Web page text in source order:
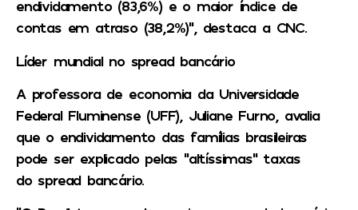
endividamento (83,6%) e o maior índice de
contas em atraso (38,2%)”, destaca a CNC.
Líder mundial no spread bancário
A professora de economia da Universidade
Federal Fluminense (UFF), Juliane Furno, avalia
que o endividamento das famílias brasileiras
pode ser explicado pelas “altíssimas” taxas
do spread bancário.